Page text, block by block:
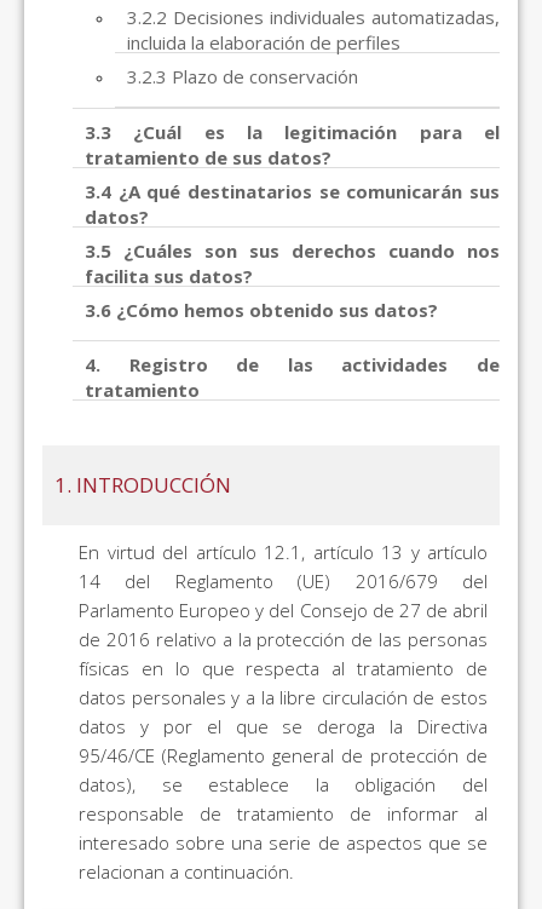
3.2.2 Decisiones individuales automatizadas,
incluida la elaboración de perfiles
3.2.3 Plazo de conservación
3.3 ¿Cuál es la legitimación para el
tratamiento de sus datos?
3.4 ¿A qué destinatarios se comunicarán sus
datos?
3.5 ¿Cuáles son sus derechos cuando nos
facilita sus datos?
3.6 ¿Cómo hemos obtenido sus datos?
4. Registro de las actividades de
tratamiento
1. INTRODUCCIÓN
En virtud del artículo 12.1, artículo 13 y artículo
14 del Reglamento (UE) 2016/679 del
Parlamento Europeo y del Consejo de 27 de abril
de 2016 relativo a la protección de las personas
físicas en lo que respecta al tratamiento de
datos personales y a la libre circulación de estos
datos y por el que se deroga la Directiva
95/46/CE (Reglamento general de protección de
datos), se establece la obligación del
responsable de tratamiento de informar al
interesado sobre una serie de aspectos que se
relacionan a continuación.